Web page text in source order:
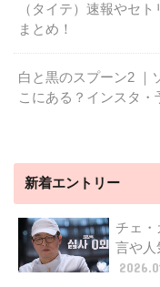
（タイテ）速報やセ
まとめ！
白と黒のスプーン2 ｜
こにある？インスタ・
新着エントリー
チェ・
言や人